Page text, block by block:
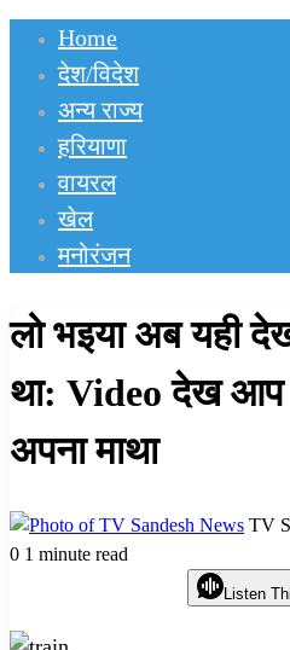
Home
देश/विदेश
अन्य राज्य
हरियाणा
वायरल
खेल
मनोरंजन
लो भइया अब यही
था: Video देख
अपना माथा
TV
0 1 minute read
Listen